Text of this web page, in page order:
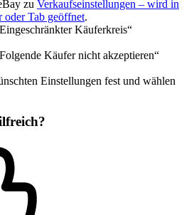
zu Verkaufseinstellungen – wird in
oder Tab geöffnet.
Käuferkreis“
Käufer nicht akzeptieren“
Einstellungen fest und wählen